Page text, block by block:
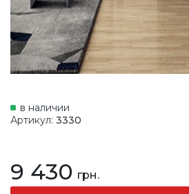
в наличии
Артикул: 3330
9 430 грн.